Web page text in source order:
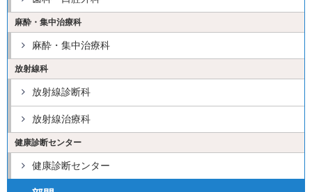
麻酔・集中治療科
麻酔・集中治療科
放射線科
放射線診断科
放射線治療科
健康診断センター
健康診断センター